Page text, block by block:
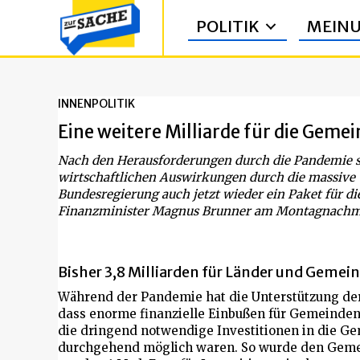
POLITIK
INNENPOLITIK
Eine weitere Milliarde für die
Nach den Herausforderungen durch die Pandemie
wirtschaftlichen Auswirkungen durch die massive
Bundesregierung auch jetzt wieder ein Paket für
Finanzminister Magnus Brunner am
Bisher 3,8 Milliarden für Länder und
Während der Pandemie hat die Unterstützung
dass enorme finanzielle Einbußen für
die dringend notwendige Investitionen in die
durchgehend möglich waren. So wurde den